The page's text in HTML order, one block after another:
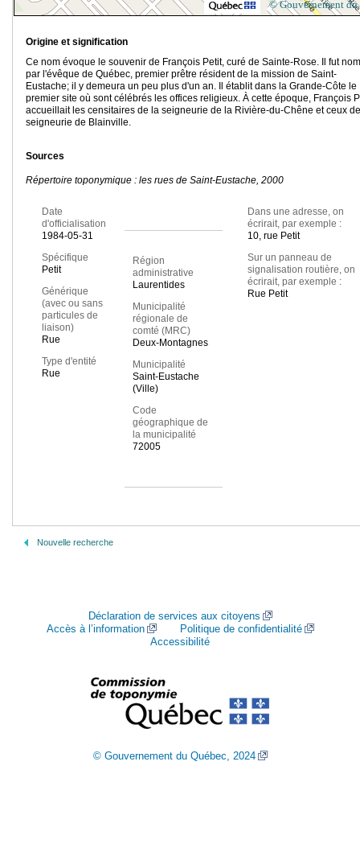
© Gouvernement du
Origine et signification
Ce nom évoque le souvenir de François Petit, curé de Sainte-Rose. Il fut
par l'évêque de Québec, premier prêtre résident de la mission de Saint-
Eustache; il y demeura un peu plus d'un an. Il établit dans la Grande-Côte le
premier site où sont célébrés les offices religieux. À cette époque, François
accueillait les censitaires de la seigneurie de la Rivière-du-Chêne et ceux
seigneurie de Blainville.
Sources
Répertoire toponymique : les rues de Saint-Eustache, 2000
Date
d'officialisation
1984-05-31
Spécifique
Petit
Générique
(avec ou sans
particules de
liaison)
Rue
Type d'entité
Rue
Région
administrative
Laurentides
Municipalité
régionale de
comté (MRC)
Deux-Montagnes
Municipalité
Saint-Eustache
(Ville)
Code
géographique de
la municipalité
72005
Dans une adresse, on
écrirait, par exemple :
10, rue Petit
Sur un panneau de
signalisation routière, on
écrirait, par exemple :
Rue Petit
Nouvelle recherche
Déclaration de services aux citoyens
Accès à l’information
Politique de confidentialité
Accessibilité
© Gouvernement du Québec, 2024